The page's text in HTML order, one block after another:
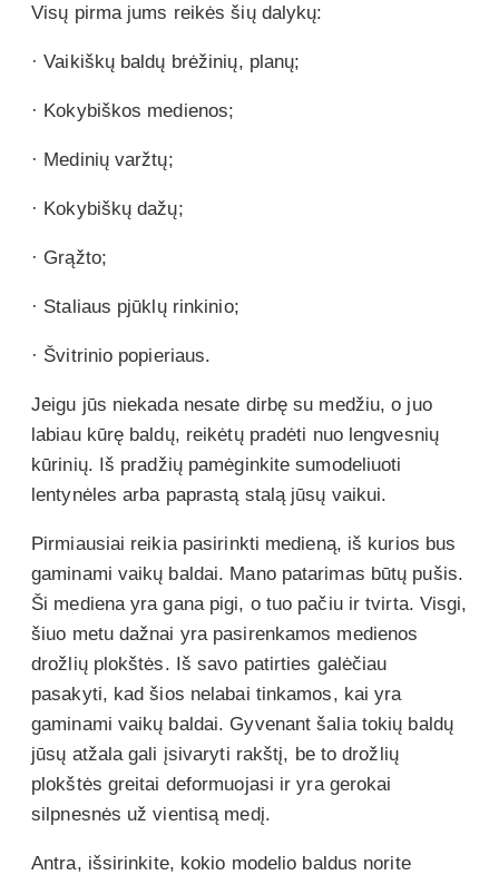
Visų pirma jums reikės šių dalykų:
· Vaikiškų baldų brėžinių, planų;
· Kokybiškos medienos;
· Medinių varžtų;
· Kokybiškų dažų;
· Grąžto;
· Staliaus pjūklų rinkinio;
· Švitrinio popieriaus.
Jeigu jūs niekada nesate dirbę su medžiu, o juo
labiau kūrę baldų, reikėtų pradėti nuo lengvesnių
kūrinių. Iš pradžių pamėginkite sumodeliuoti
lentynėles arba paprastą stalą jūsų vaikui.
Pirmiausiai reikia pasirinkti medieną, iš kurios bus
gaminami vaikų baldai. Mano patarimas būtų pušis.
Ši mediena yra gana pigi, o tuo pačiu ir tvirta. Visgi,
šiuo metu dažnai yra pasirenkamos medienos
drožlių plokštės. Iš savo patirties galėčiau
pasakyti, kad šios nelabai tinkamos, kai yra
gaminami vaikų baldai. Gyvenant šalia tokių baldų
jūsų atžala gali įsivaryti rakštį, be to drožlių
plokštės greitai deformuojasi ir yra gerokai
silpnesnės už vientisą medį.
Antra, išsirinkite, kokio modelio baldus norite